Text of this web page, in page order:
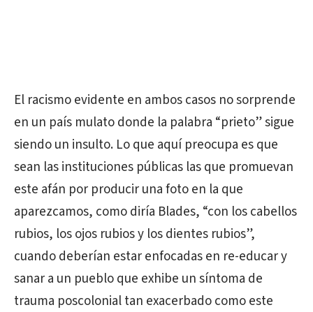
El racismo evidente en ambos casos no sorprende
en un país mulato donde la palabra “prieto” sigue
siendo un insulto. Lo que aquí preocupa es que
sean las instituciones públicas las que promuevan
este afán por producir una foto en la que
aparezcamos, como diría Blades, “con los cabellos
rubios, los ojos rubios y los dientes rubios”,
cuando deberían estar enfocadas en re-educar y
sanar a un pueblo que exhibe un síntoma de
trauma poscolonial tan exacerbado como este